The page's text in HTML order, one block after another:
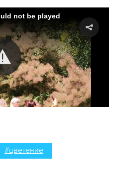
not be played
#цветение